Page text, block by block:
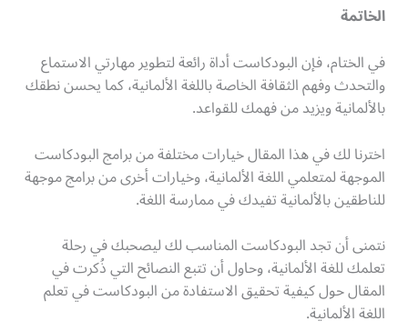
الخاتمة
في الختام، فإن البودكاست أداة رائعة لتطوير مهارتي الاستماع
والتحدث وفهم الثقافة الخاصة باللغة الألمانية، كما يحسن نطقك
بالألمانية ويزيد من فهمك للقواعد.
اخترنا لك في هذا المقال خيارات مختلفة من برامج البودكاست
الموجهة لمتعلمي اللغة الألمانية، وخيارات أخرى من برامج موجهة
للناطقين بالألمانية تفيدك في ممارسة اللغة.
نتمنى أن تجد البودكاست المناسب لك ليصحبك في رحلة
تعلمك للغة الألمانية، وحاول أن تتبع النصائح التي ذُكرت في
المقال حول كيفية تحقيق الاستفادة من البودكاست في تعلم
اللغة الألمانية.